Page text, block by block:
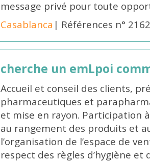
message privé pour toute
Casablanca | Références n°
cherche un emLpoi
Accueil et conseil des clients,
pharmaceutiques et
et mise en rayon. Participation
au rangement des produits et
l’organisation de l’espace de
respect des règles d’hygiène et